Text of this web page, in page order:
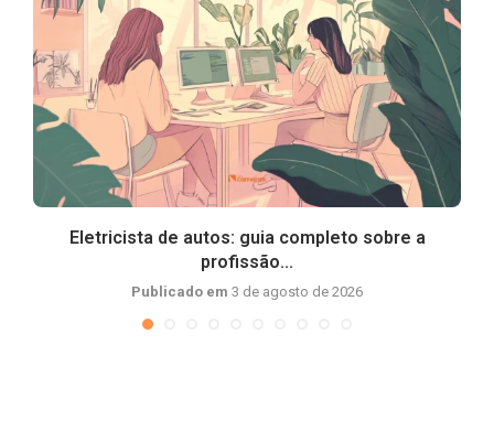
Eletricista de autos: guia completo sobre a
profissão...
Publicado em 3 de agosto de 2026